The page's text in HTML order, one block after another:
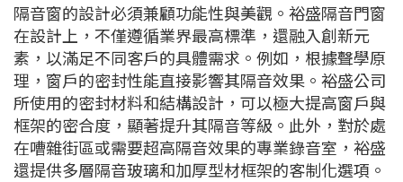
隔音窗的設計必須兼顧功能性與美觀。裕盛隔音門窗
在設計上，不僅遵循業界最高標準，還融入創新元
素，以滿足不同客戶的具體需求。例如，根據聲學原
理，窗戶的密封性能直接影響其隔音效果。裕盛公司
所使用的密封材料和結構設計，可以極大提高窗戶與
框架的密合度，顯著提升其隔音等級。此外，對於處
在嘈雜街區或需要超高隔音效果的專業錄音室，裕盛
還提供多層隔音玻璃和加厚型材框架的客制化選項。